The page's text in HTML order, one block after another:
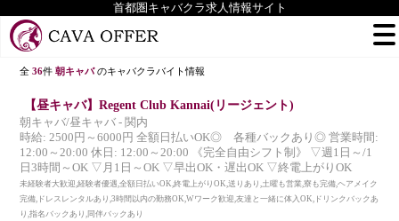
首都圏キャバクラ求人情報サイト
全36件朝キャバのキャバクラバイト情報
【昼キャバ】Regent Club Kannai(リージェント)
朝キャバ/昼キャバ - 関内
時給: 2500円～6000円 全額日払いOK◎ 各種バックあり◎ 営業時間:
12:00～20:00 休日: 12:00～20:00 《完全自由シフト制》 ▽週1日～/1
日3時間～OK ▽月1日～OK ▽早出OK・遅出OK ▽終電上がりOK
未経験者大歓迎,経験者優遇,全額日払いOK,終電上がりOK,送りあり,土曜も営業,寮も完備,ヘアメイク
完備,ドレスレンタルあり,3時間以内の勤務OK,Wワーク歓迎,友達と一緒に体入OK,ドリンクバックあ
り,指名バックあり,同伴バックあり